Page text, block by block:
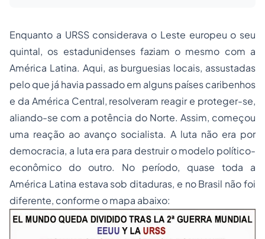
Enquanto a URSS considerava o Leste europeu o seu
quintal, os estadunidenses faziam o mesmo com a
América Latina. Aqui, as burguesias locais, assustadas
pelo que já havia passado em alguns países caribenhos
e da América Central, resolveram reagir e proteger-se,
aliando-se com a potência do Norte. Assim, começou
uma reação ao avanço socialista. A luta não era por
democracia, a luta era para destruir o modelo político-
econômico do outro. No período, quase toda a
América Latina estava sob ditaduras, e no Brasil não foi
diferente, conforme o mapa abaixo: